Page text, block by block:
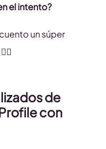
el intento?
un súper
de
con